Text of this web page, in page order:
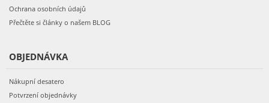
Ochrana osobních údajů
Přečtěte si články o našem BLOG
OBJEDNÁVKA
Nákupní desatero
Potvrzení objednávky